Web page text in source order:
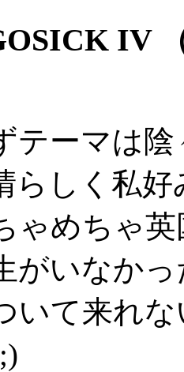
IV
テーマは
らしく私好
ゃめちゃ
がいなか
いて来れ